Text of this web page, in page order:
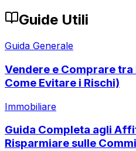
Guide Utili
Guida Generale
Vendere e Comprare
Come Evitare i Rischi)
Immobiliare
Guida Completa agli
Risparmiare sulle